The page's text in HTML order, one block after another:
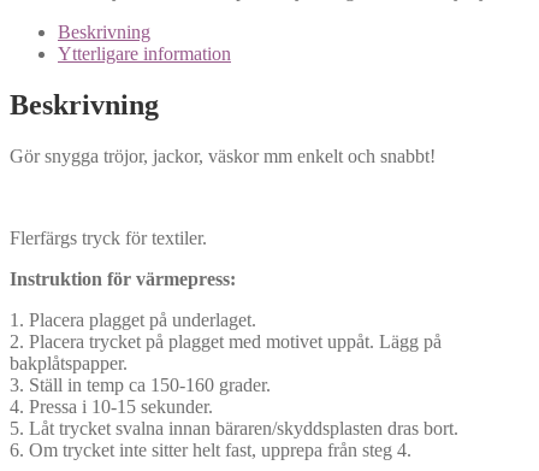
Beskrivning
Ytterligare information
Beskrivning
Gör snygga tröjor, jackor, väskor mm enkelt och snabbt!
Flerfärgs tryck för textiler.
Instruktion för värmepress:
1. Placera plagget på underlaget.
2. Placera trycket på plagget med motivet uppåt. Lägg på
bakplåtspapper.
3. Ställ in temp ca 150-160 grader.
4. Pressa i 10-15 sekunder.
5. Låt trycket svalna innan bäraren/skyddsplasten dras bort.
6. Om trycket inte sitter helt fast, upprepa från steg 4.